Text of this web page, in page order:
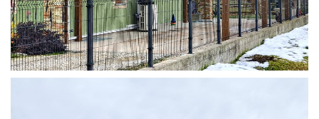
STRUTTURA ADDOSSATA IN LAMELLARE SU MISURA